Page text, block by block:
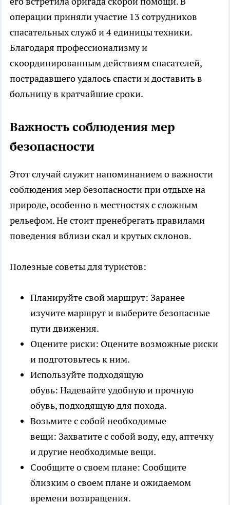
операции приняли участие 13 сотрудников
спасательных служб и 4 единицы техники.
Благодаря профессионализму и
скоординированным действиям спасателей,
пострадавшего удалось спасти и доставить в
больницу в кратчайшие сроки.
Важность соблюдения мер
безопасности
Этот случай служит напоминанием о важности
соблюдения мер безопасности при отдыхе на
природе, особенно в местностях с сложным
рельефом. Не стоит пренебрегать правилами
поведения вблизи скал и крутых склонов.
Полезные советы для туристов:
Планируйте свой маршрут: Заранее
изучите маршрут и выберите безопасные
пути движения.
Оцените риски: Оцените возможные риски
и подготовьтесь к ним.
Используйте подходящую
обувь: Надевайте удобную и прочную
обувь, подходящую для похода.
Возьмите с собой необходимые
вещи: Захватите с собой воду, еду, аптечку
и другие необходимые вещи.
Сообщите о своем плане: Сообщите
близким о своем плане и ожидаемом
времени возвращения.